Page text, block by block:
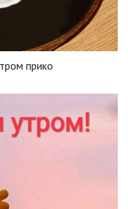
прико